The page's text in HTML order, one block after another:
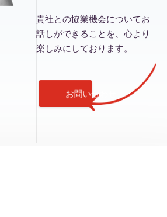
貴社との協業機会についてお
話しができることを、心より
楽しみにしております。
お問い合わせ